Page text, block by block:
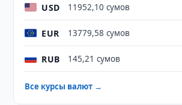
USD 11952,10 сумов
EUR 13779,58 сумов
RUB 145,21 сумов
Все курсы валют →